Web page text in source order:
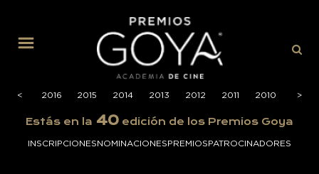
<
2017 2016 2015 2014 2013 2012 2011 2010 2009
>
Estás en la 40 edición de los Premios Goya
INSCRIPCIONESNOMINACIONESPREMIOSPATROCINADORES